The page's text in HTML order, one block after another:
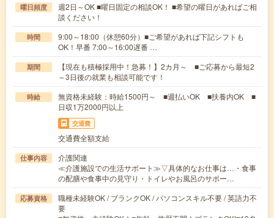
曜日頻度
週2日～OK ■曜日固定の相談OK！ ■希望の曜日があればご相
談ください！
時間
9:00～18:00（休憩60分）■ご希望があれば下記シフトも
OK！早番 7:00～16:00遅番 …
期間
【現在も積極採用中！急募！】2カ月～ ■ご応募から最短2
～3日後の就業も相談可能です！
時給
無資格未経験：時給1500円～ ■週払いOK ■扶養内OK ■
日収1万2000円以上
交通費
交通費全額支給
仕事内容
介護関連
≪介護施設での生活サポート≫▽具体的なお仕事は…・食事
の配膳や食事中の見守り・トイレやお風呂のサポー…
応募資格
職種未経験OK / ブランクOK / パソコンスキル不要 / 英語力不
要